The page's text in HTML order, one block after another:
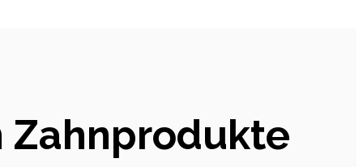
Zahnprodukte